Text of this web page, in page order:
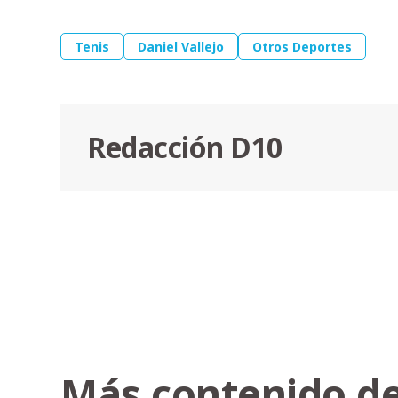
Tenis Daniel Vallejo Otros Deportes
Redacción D10